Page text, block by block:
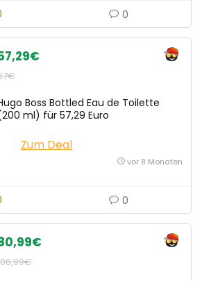
0
Boss Bottled Eau de Toilette
ml) für 57,29 Euro
Zum Deal
vor 8 Monaten
0